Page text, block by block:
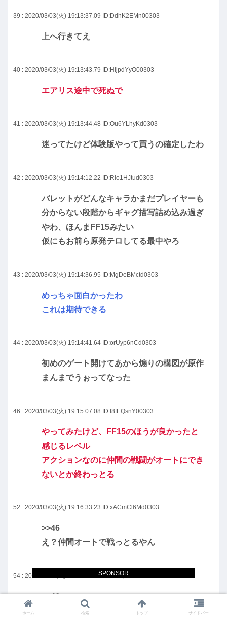
SPONSOR
39 : 2020/03/03(火) 19:13:37.09 ID:DdhK2EMn00303
上へ行きてえ
40 : 2020/03/03(火) 19:13:43.79 ID:HIjpdYyO00303
エアリス途中で死ぬで
41 : 2020/03/03(火) 19:13:44.48 ID:Ou6YLhyKd0303
迷ってたけど体験版やって買うの確定したわ
42 : 2020/03/03(火) 19:14:12.22 ID:Rio1HJtud0303
バレットがどんなキャラかまだプレイヤーも
分からない段階からギャグ描写詰め込み過ぎ
やわ、ほんまFF15みたい
仮にもお前ら原発テロしてる最中やろ
43 : 2020/03/03(火) 19:14:36.95 ID:MgDeBMctd0303
めっちゃ面白かったわ
これは期待できる
44 : 2020/03/03(火) 19:14:41.64 ID:orUyp6nCd0303
初めのゲート開けてあから煽りの構図が原作
まんまでうぉってなった
46 : 2020/03/03(火) 19:15:07.08 ID:I8fEQsnY00303
やってみたけど、FF15のほうが良かったと
感じるレベル
アクションなのに仲間の戦闘がオートにでき
ないとか終わっとる
52 : 2020/03/03(火) 19:16:33.23 ID:xACmCl6Md0303
>>46
え？仲間オートで戦っとるやん
54 : 2020/03/03(火) 19:16:59.03ID:u/mzphYd00303
>>46
エアプやん
ホーム 検索 トップ サイドバー